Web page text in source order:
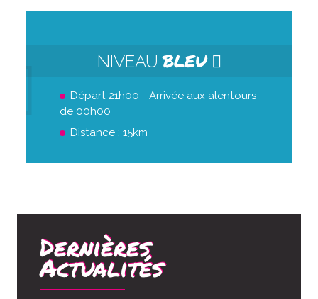
NIVEAUBLEU
Départ 21h00 - Arrivée aux alentours
de 00h00
Distance : 15km
Dernières
Actualités